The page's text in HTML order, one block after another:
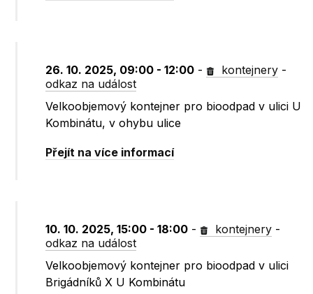
26. 10. 2025, 09:00 - 12:00 - kontejnery -
odkaz na událost
Velkoobjemový kontejner pro bioodpad v ulici U
Kombinátu, v ohybu ulice
Přejít na více informací
10. 10. 2025, 15:00 - 18:00 - kontejnery -
odkaz na událost
Velkoobjemový kontejner pro bioodpad v ulici
Brigádníků X U Kombinátu